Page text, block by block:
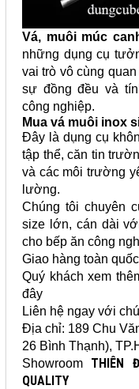
Vá, muôi múc
những dụng cụ
vai trò vô cùng
sự đồng đều và
công nghiệp.
Mua vá muôi inox
Đây là dụng cụ
tập thể, căn tin
và các môi trường
lường.
Chúng tôi chuyên
size lớn, cán dài
cho bếp ăn công
Giao hàng toàn
Quý khách xem
đây
Liên hệ ngay với
Địa chỉ: 189 Chu
26 Bình Thạnh),
Showroom THIÊN
QUALITY